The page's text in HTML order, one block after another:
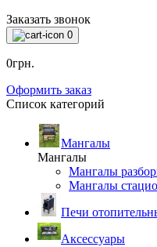
Заказать звонок
0
0грн.
Оформить заказ
Список категорий
Мангалы
Мангалы
Мангалы
Мангалы
Печи
Аксессуары